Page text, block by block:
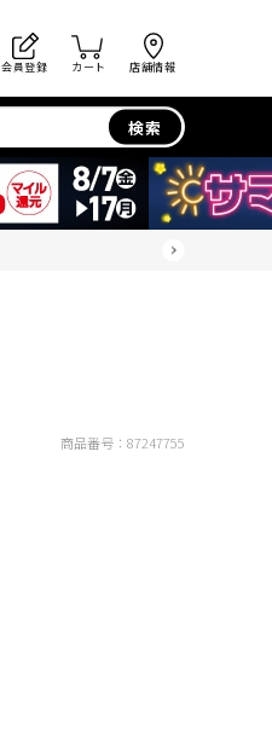
会員登録 カート 店舗情報
検索
商品番号： 87247755